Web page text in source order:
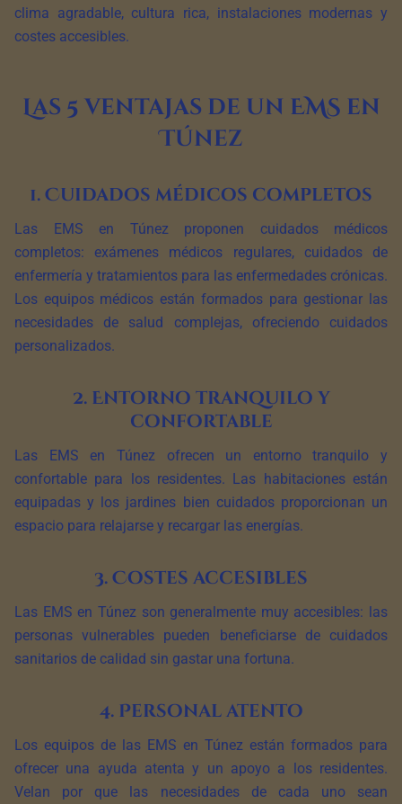
clima agradable, cultura rica, instalaciones modernas y
costes accesibles.
Las 5 ventajas de un EMS en
Túnez
1. Cuidados médicos completos
Las EMS en Túnez proponen cuidados médicos
completos: exámenes médicos regulares, cuidados de
enfermería y tratamientos para las enfermedades crónicas.
Los equipos médicos están formados para gestionar las
necesidades de salud complejas, ofreciendo cuidados
personalizados.
2. Entorno tranquilo y
confortable
Las EMS en Túnez ofrecen un entorno tranquilo y
confortable para los residentes. Las habitaciones están
equipadas y los jardines bien cuidados proporcionan un
espacio para relajarse y recargar las energías.
3. Costes accesibles
Las EMS en Túnez son generalmente muy accesibles: las
personas vulnerables pueden beneficiarse de cuidados
sanitarios de calidad sin gastar una fortuna.
4. Personal atento
Los equipos de las EMS en Túnez están formados para
ofrecer una ayuda atenta y un apoyo a los residentes.
Velan por que las necesidades de cada uno sean